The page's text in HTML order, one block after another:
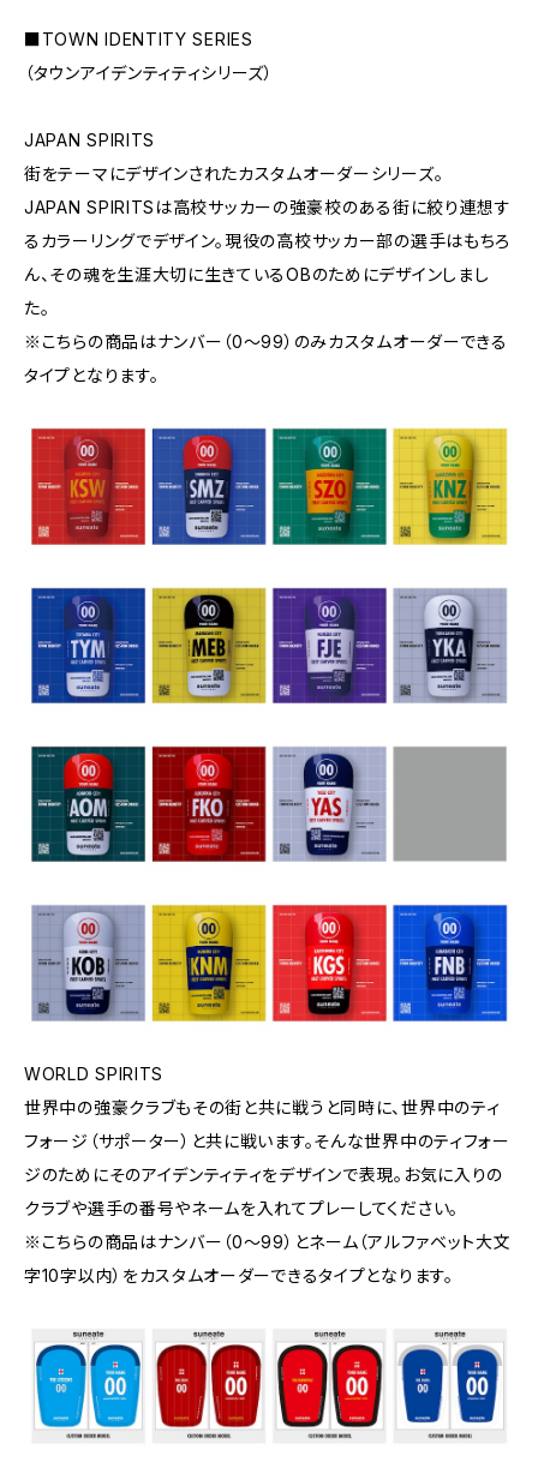
■TOWN IDENTITY SERIES
（タウンアイデンティティシリーズ）
JAPAN SPIRITS
街をテーマにデザインされたカスタムオーダーシリーズ。
JAPAN SPIRITSは高校サッカーの強豪校のある街に絞り連想す
るカラーリングでデザイン。現役の高校サッカー部の選手はもちろ
ん、その魂を生涯大切に生きているOBのためにデザインしまし
た。
※こちらの商品はナンバー（0〜99）のみカスタムオーダーできる
タイプとなります。
WORLD SPIRITS
世界中の強豪クラブもその街と共に戦うと同時に、世界中のティ
フォージ（サポーター）と共に戦います。そんな世界中のティフォー
ジのためにそのアイデンティティをデザインで表現。お気に入りの
クラブや選手の番号やネームを入れてプレーしてください。
※こちらの商品はナンバー（0〜99）とネーム（アルファベット大文
字10字以内）をカスタムオーダーできるタイプとなります。